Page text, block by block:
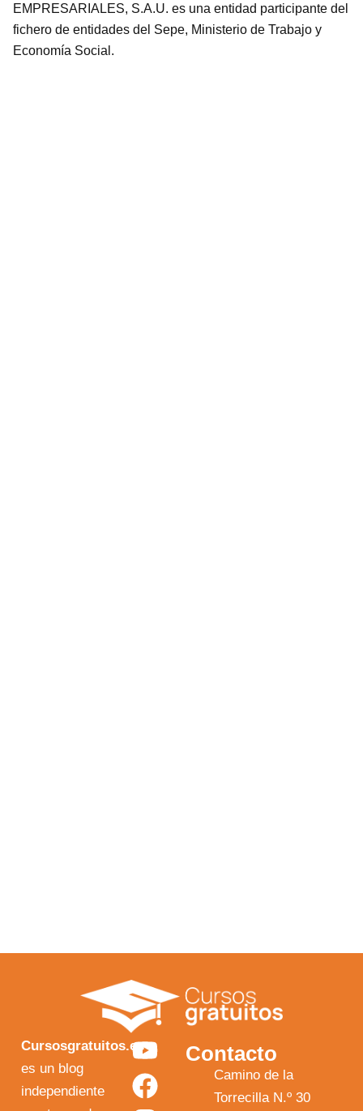
EMPRESARIALES, S.A.U. es una entidad participante del
fichero de entidades del Sepe, Ministerio de Trabajo y
Economía Social.
Cursosgratuitos.es
es un blog
independiente
Y
o
u
F
a
c
I
n
s
X
-
t
Contacto
Camino de la
Torrecilla N.º 30